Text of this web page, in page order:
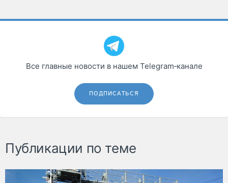
Все главные новости в нашем Telegram‑канале
ПОДПИСАТЬСЯ
Публикации по теме